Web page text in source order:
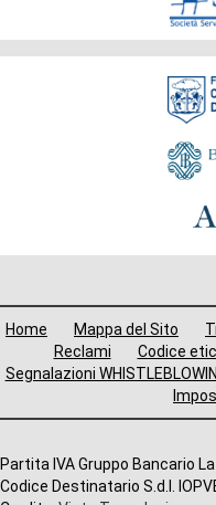
Fondazione
Home Mappa del Sito
Reclami
Codice
Segnalazioni
Altre
Partita IVA Gruppo Bancario
Codice Destinatario S.d.I.